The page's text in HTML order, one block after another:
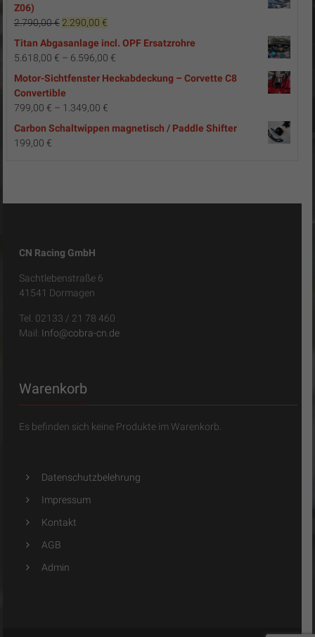
Z06)
2.790,00€ Ursprünglicher
Preis
2.790,00 €
2.290,00 €Aktueller
Preis
Titan Abgasanlage incl. OPF Ersatzrohre
5.618,00 € – 6.596,00 €
Motor-Sichtfenster Heckabdeckung – Corvette C8
Convertible
799,00 € – 1.349,00 €
Carbon Schaltwippen magnetisch / Paddle Shifter
199,00 €
CN Racing GmbH
Sachtlebenstraße 6
41541 Dormagen
Tel. 02133 / 21 78 460
Mail: Info@cobra-cn.de
Warenkorb
Es befinden sich keine Produkte im Warenkorb.
Datenschutzbelehrung
Impressum
Kontakt
AGB
Admin